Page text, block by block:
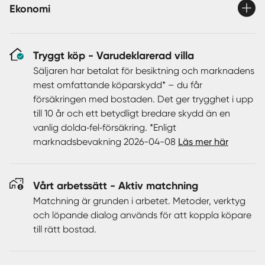
utgång till garage och förråd.
Flera sorters blommor pryder fint trädgården så som
syren, humle, jasmin, röda rosor och kaprifol. Även
fruktträd och buskar finns, plommon, körsbär, bigarrå,
hallon och krusbär.
Är detta ditt nya hem?
Ekonomi
Tryggt köp - Varudeklarerad villa
Säljaren har betalat för besiktning och marknadens
mest omfattande köparskydd* – du får
försäkringen med bostaden. Det ger trygghet i upp
till 10 år och ett betydligt bredare skydd än en
vanlig dolda‑fel‑försäkring. *Enligt
marknadsbevakning 2026-04-08 Läs mer här
Vårt arbetssätt - Aktiv matchning
Matchning är grunden i arbetet. Metoder, verktyg
och löpande dialog används för att koppla köpare
till rätt bostad.